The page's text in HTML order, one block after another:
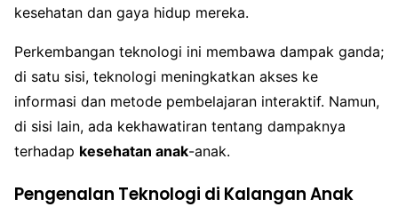
kesehatan dan gaya hidup mereka.
Perkembangan teknologi ini membawa dampak ganda;
di satu sisi, teknologi meningkatkan akses ke
informasi dan metode pembelajaran interaktif. Namun,
di sisi lain, ada kekhawatiran tentang dampaknya
terhadap kesehatan anak-anak.
Pengenalan Teknologi di Kalangan Anak